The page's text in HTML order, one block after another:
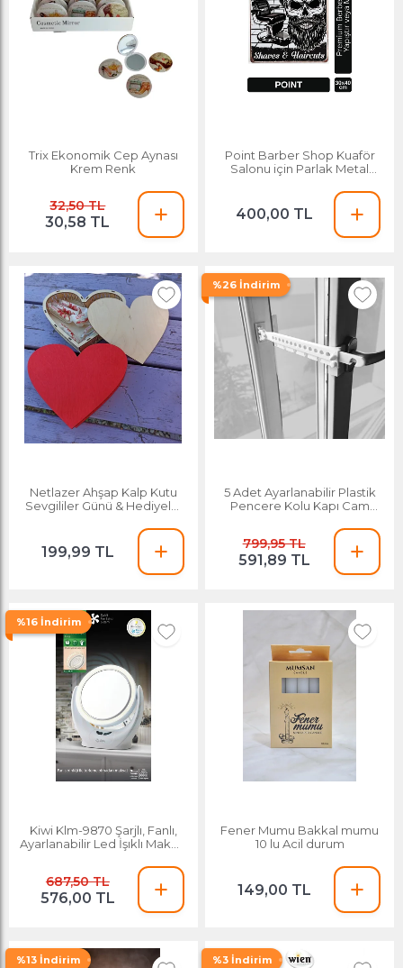
Trix Ekonomik Cep Aynası
Krem Renk
32,50 TL
30,58 TL
Point Barber Shop Kuaför
Salonu için Parlak Metal
400,00 TL
Netlazer Ahşap Kalp Kutu
Sevgililer Günü & Hediyelik
199,99 TL
%26 İndirim
5 Adet Ayarlanabilir Plastik
Pencere Kolu Kapı Cam
799,95 TL
591,89 TL
%16 İndirim
Kiwi Klm-9870 Şarjlı, Fanlı,
Ayarlanabilir Led İşıklı Makyaj
687,50 TL
576,00 TL
Fener Mumu Bakkal mumu
10 lu Acil durum
149,00 TL
%13 İndirim %3 İndirim